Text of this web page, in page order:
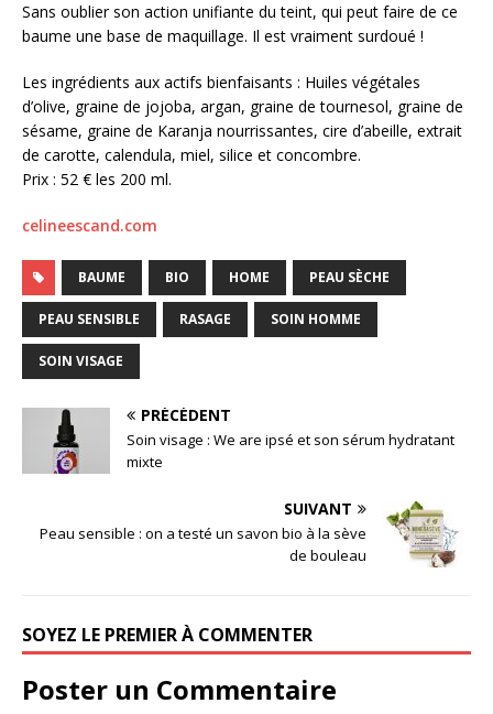
Sans oublier son action unifiante du teint, qui peut faire de ce
baume une base de maquillage. Il est vraiment surdoué !
Les ingrédients aux actifs bienfaisants : Huiles végétales
d’olive, graine de jojoba, argan, graine de tournesol, graine de
sésame, graine de Karanja nourrissantes, cire d’abeille, extrait
de carotte, calendula, miel, silice et concombre.
Prix : 52 € les 200 ml.
celineescand.com
BAUME BIO HOME PEAU SÈCHE
PEAU SENSIBLE RASAGE SOIN HOMME
SOIN VISAGE
PRÉCÉDENT
Soin visage : We are ipsé et son sérum hydratant
mixte
SUIVANT
Peau sensible : on a testé un savon bio à la sève
de bouleau
SOYEZ LE PREMIER À COMMENTER
Poster un Commentaire